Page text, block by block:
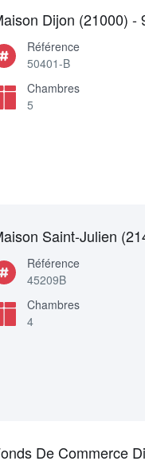
Dijon (21000) -
Référence
50401-B
Chambres
5
Saint-Julien
Référence
45209B
Chambres
4
De Commerce